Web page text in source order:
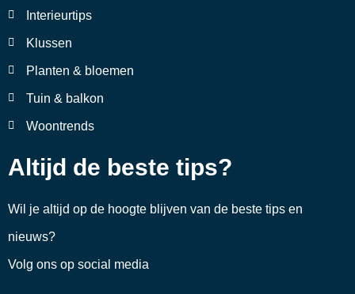
Interieurtips
Klussen
Planten & bloemen
Tuin & balkon
Woontrends
Altijd de beste tips?
Wil je altijd op de hoogte blijven van de beste tips en
nieuws?
Volg ons op social media